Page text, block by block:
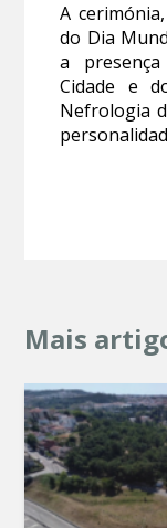
A
do Dia
a
Cidade e
Nefrologia
Mais